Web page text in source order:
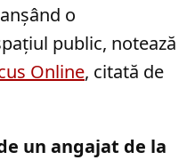
o
public, notează
Online, citată de
un angajat de la